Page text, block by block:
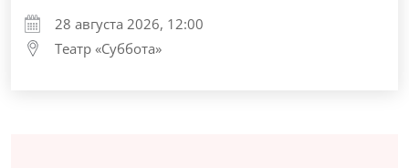
28 августа 2026, 12:00
Театр «Суббота»